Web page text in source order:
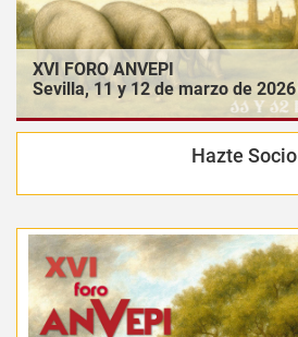
XVI FORO ANVEPI
Sevilla, 11 y 12 de marzo de 2026
Hazte Socio